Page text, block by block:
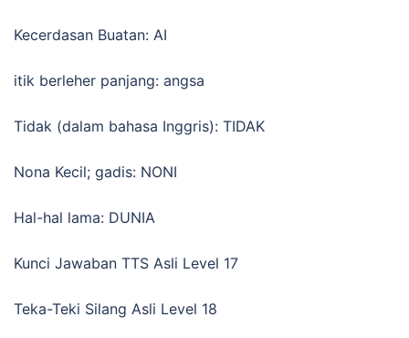
Kecerdasan Buatan: AI
itik berleher panjang: angsa
Tidak (dalam bahasa Inggris): TIDAK
Nona Kecil; gadis: NONI
Hal-hal lama: DUNIA
Kunci Jawaban TTS Asli Level 17
Teka-Teki Silang Asli Level 18